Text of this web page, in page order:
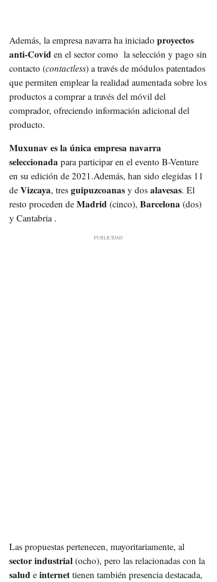
Además, la empresa navarra ha iniciado proyectos
anti-Covid en el sector como la selección y pago sin
contacto (contactless) a través de módulos patentados
que permiten emplear la realidad aumentada sobre los
productos a comprar a través del móvil del
comprador, ofreciendo información adicional del
producto.
Muxunav es la única empresa navarra
seleccionada para participar en el evento B-Venture
en su edición de 2021.Además, han sido elegidas 11
de Vizcaya, tres guipuzcoanas y dos alavesas. El
resto proceden de Madrid (cinco), Barcelona (dos)
y Cantabria .
Las propuestas pertenecen, mayoritariamente, al
sector industrial (ocho), pero las relacionadas con la
salud e internet tienen también presencia destacada,